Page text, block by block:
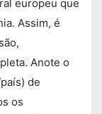
europeu que
Assim, é
Anote o
de
os